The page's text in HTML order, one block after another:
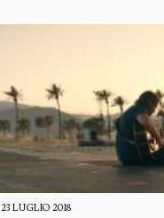
23 LUGLIO 2018